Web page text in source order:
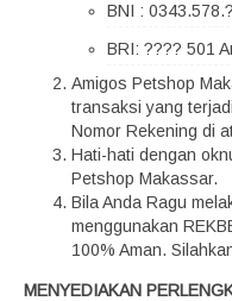
BNI :
BRI: ???? 501
Amigos Petshop
transaksi yang
Nomor Rekening di
Hati-hati dengan
Petshop Makassar.
Bila Anda Ragu
menggunakan
100% Aman.
MENYEDIAKAN